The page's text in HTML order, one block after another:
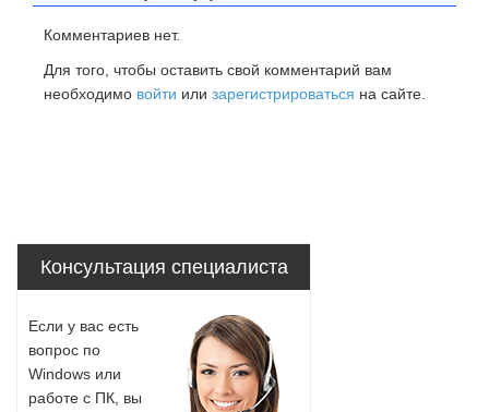
Комментариев нет.
Для того, чтобы оставить свой комментарий вам
необходимо войти или зарегистрироваться на сайте.
Консультация специалиста
Если у вас есть
вопрос по
Windows или
работе с ПК, вы